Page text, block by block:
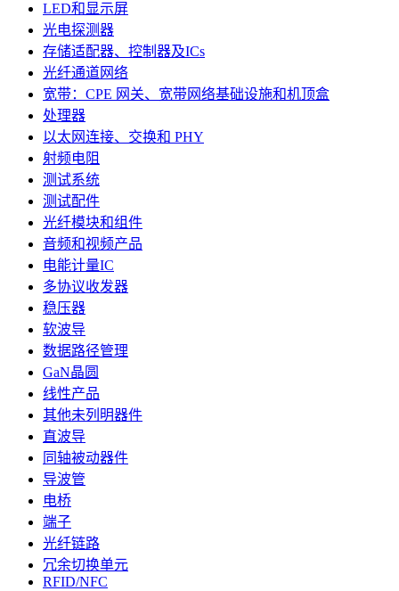
LED和显示屏
光电探测器
存储适配器、控制器及ICs
光纤通道网络
宽带：CPE 网关、宽带网络基础设施和机顶盒
处理器
以太网连接、交换和 PHY
射频电阻
测试系统
测试配件
光纤模块和组件
音频和视频产品
电能计量IC
多协议收发器
稳压器
软波导
数据路径管理
GaN晶圆
线性产品
其他未列明器件
直波导
同轴被动器件
导波管
电桥
端子
光纤链路
冗余切换单元
RFID/NFC